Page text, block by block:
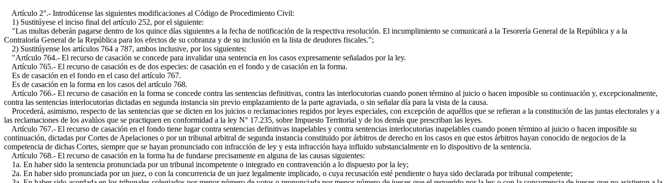
Artículo 2°.- Introdúcense las siguientes modificaciones al Código de Procedimiento Civil:
1) Sustitúyese el inciso final del artículo 252, por el siguiente:
"Las multas deberán pagarse dentro de los quince días siguientes a la fecha de notificación de la respectiva resolución. El incumplimiento se comunicará a la Tesorería General de la República y a la
Contraloría General de la República para los efectos de su cobranza y de su inclusión en la lista de deudores fiscales.";
2) Sustitúyense los artículos 764 a 787, ambos inclusive, por los siguientes:
"Artículo 764.- El recurso de casación se concede para invalidar una sentencia en los casos expresamente señalados por la ley.
Artículo 765.- El recurso de casación es de dos especies: de casación en el fondo y de casación en la forma.
Es de casación en el fondo en el caso del artículo 767.
Es de casación en la forma en los casos del artículo 768.
Artículo 766.- El recurso de casación en la forma se concede contra las sentencias definitivas, contra las interlocutorias cuando ponen término al juicio o hacen imposible su continuación y, excepcionalmente,
contra las sentencias interlocutorias dictadas en segunda instancia sin previo emplazamiento de la parte agraviada, o sin señalar día para la vista de la causa.
Procederá, asimismo, respecto de las sentencias que se dicten en los juicios o reclamaciones regidos por leyes especiales, con excepción de aquéllos que se refieran a la constitución de las juntas electorales y a
las reclamaciones de los avalúos que se practiquen en conformidad a la ley N° 17.235, sobre Impuesto Territorial y de los demás que prescriban las leyes.
Artículo 767.- El recurso de casación en el fondo tiene lugar contra sentencias definitivas inapelables y contra sentencias interlocutorias inapelables cuando ponen término al juicio o hacen imposible su
continuación, dictadas por Cortes de Apelaciones o por un tribunal arbitral de segunda instancia constituido por árbitros de derecho en los casos en que estos árbitros hayan conocido de negocios de la
competencia de dichas Cortes, siempre que se hayan pronunciado con infracción de ley y esta infracción haya influido substancialmente en lo dispositivo de la sentencia.
Artículo 768.- El recurso de casación en la forma ha de fundarse precisamente en alguna de las causas siguientes:
1a. En haber sido la sentencia pronunciada por un tribunal incompetente o integrado en contravención a lo dispuesto por la ley;
2a. En haber sido pronunciada por un juez, o con la concurrencia de un juez legalmente implicado, o cuya recusación esté pendiente o haya sido declarada por tribunal competente;